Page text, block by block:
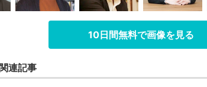
10日間無料で画像を見る
連記事